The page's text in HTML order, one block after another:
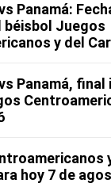
Panamá:
béisbol Juegos
y del
Panamá,
hoy 7 de